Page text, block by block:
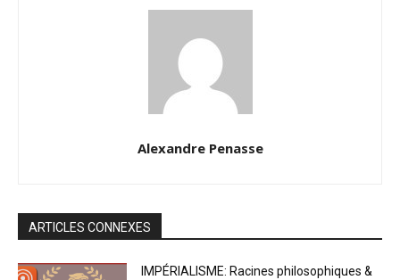
Alexandre Penasse
ARTICLES CONNEXES
IMPÉRIALISME: Racines philosophiques &